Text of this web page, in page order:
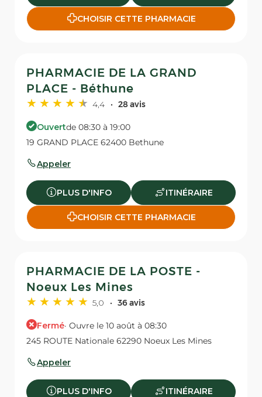
CHOISIR CETTE PHARMACIE
PHARMACIE DE LA GRAND
PLACE - Béthune
4,4 28 avis
Ouvertde 08:30 à 19:00
19 GRAND PLACE 62400 Bethune
Appeler
PLUS D'INFO ITINÉRAIRE
CHOISIR CETTE PHARMACIE
PHARMACIE DE LA POSTE -
Noeux Les Mines
5,0 36 avis
Fermé· Ouvre le 10 août à 08:30
245 ROUTE Nationale 62290 Noeux Les Mines
Appeler
PLUS D'INFO ITINÉRAIRE